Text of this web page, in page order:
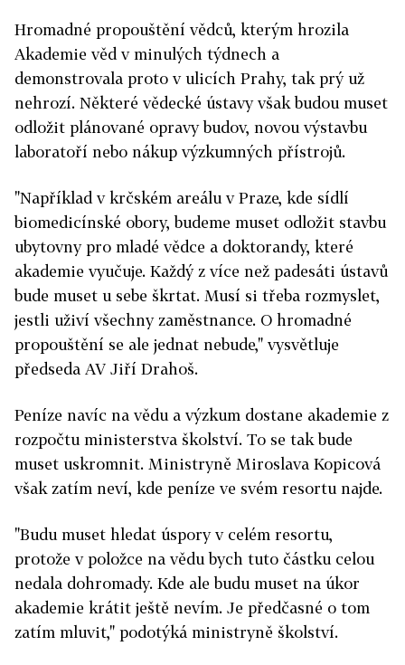
Hromadné propouštění vědců, kterým hrozila
Akademie věd v minulých týdnech a
demonstrovala proto v ulicích Prahy, tak prý už
nehrozí. Některé vědecké ústavy však budou muset
odložit plánované opravy budov, novou výstavbu
laboratoří nebo nákup výzkumných přístrojů.
"Například v krčském areálu v Praze, kde sídlí
biomedicínské obory, budeme muset odložit stavbu
ubytovny pro mladé vědce a doktorandy, které
akademie vyučuje. Každý z více než padesáti ústavů
bude muset u sebe škrtat. Musí si třeba rozmyslet,
jestli uživí všechny zaměstnance. O hromadné
propouštění se ale jednat nebude," vysvětluje
předseda AV Jiří Drahoš.
Peníze navíc na vědu a výzkum dostane akademie z
rozpočtu ministerstva školství. To se tak bude
muset uskromnit. Ministryně Miroslava Kopicová
však zatím neví, kde peníze ve svém resortu najde.
"Budu muset hledat úspory v celém resortu,
protože v položce na vědu bych tuto částku celou
nedala dohromady. Kde ale budu muset na úkor
akademie krátit ještě nevím. Je předčasné o tom
zatím mluvit," podotýká ministryně školství.